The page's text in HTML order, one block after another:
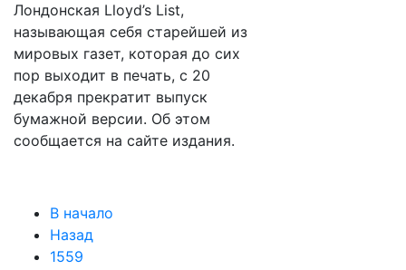
Лондонская Lloyd’s List,
называющая себя старейшей из
мировых газет, которая до сих
пор выходит в печать, с 20
декабря прекратит выпуск
бумажной версии. Об этом
сообщается на сайте издания.
В начало
Назад
1559